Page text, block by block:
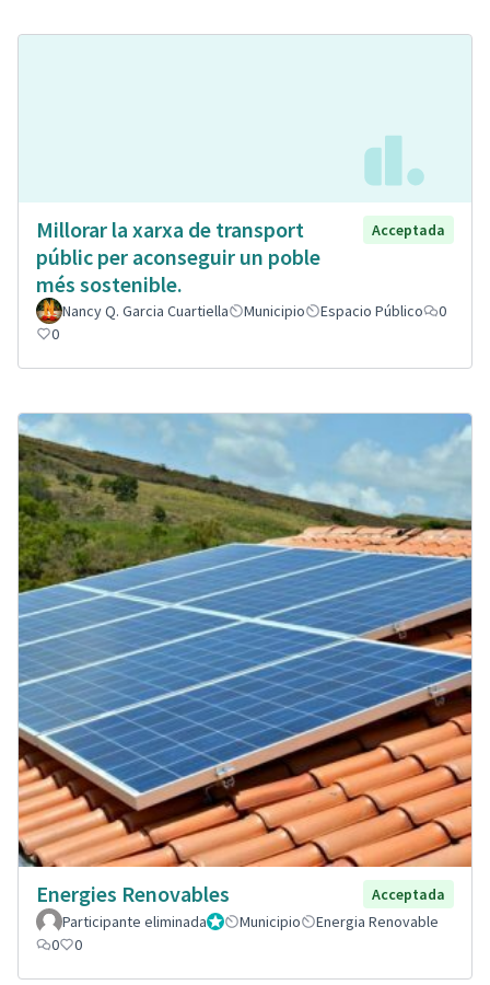
Millorar la xarxa de transport
públic per aconseguir un poble
més sostenible.
Acceptada
Nancy Q. Garcia Cuartiella Municipio Espacio Público
0
0
Energies Renovables
Acceptada
Participante eliminadaAdministrador
Municipio
Energia Renovable
0
0